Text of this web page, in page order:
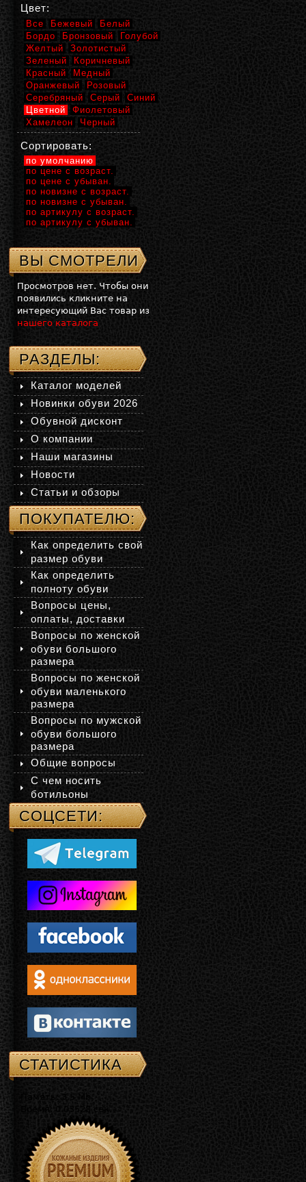
Цвет:
Все Бежевый
Белый
Бордо
Бронзовый
Голубой
Желтый
Золотистый
Зеленый
Коричневый
Красный
Медный
Оранжевый
Розовый
Серебряный
Серый
Синий
Цветной
Фиолетовый
Хамелеон
Черный
Сортировать:
по умолчанию
по цене с возраст.
по цене с убыван.
по новизне с возраст.
по новизне с убыван.
по артикулу с возраст.
по артикулу с убыван.
ВЫ СМОТРЕЛИ
Просмотров нет. Чтобы они
появились кликните на
интересующий Вас товар из
нашего каталога
РАЗДЕЛЫ:
Каталог моделей
Новинки обуви 2026
Обувной дисконт
О компании
Наши магазины
Новости
Статьи и обзоры
ПОКУПАТЕЛЮ:
Как определить свой
размер обуви
Как определить
полноту обуви
Вопросы цены,
оплаты, доставки
Вопросы по женской
обуви большого
размера
Вопросы по женской
обуви маленького
размера
Вопросы по мужской
обуви большого
размера
Общие вопросы
С чем носить
ботильоны
СОЦСЕТИ:
СТАТИСТИКА
Память: 3.5 Mb
Время: 0.03528 сек.